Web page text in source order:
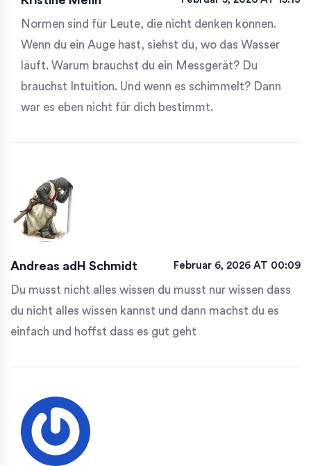
Normen sind für Leute, die nicht denken können.
Wenn du ein Auge hast, siehst du, wo das Wasser
läuft. Warum brauchst du ein Messgerät? Du
brauchst Intuition. Und wenn es schimmelt? Dann
war es eben nicht für dich bestimmt.
Andreas adH Schmidt Februar 6, 2026 AT 00:09
Du musst nicht alles wissen du musst nur wissen dass
du nicht alles wissen kannst und dann machst du es
einfach und hoffst dass es gut geht